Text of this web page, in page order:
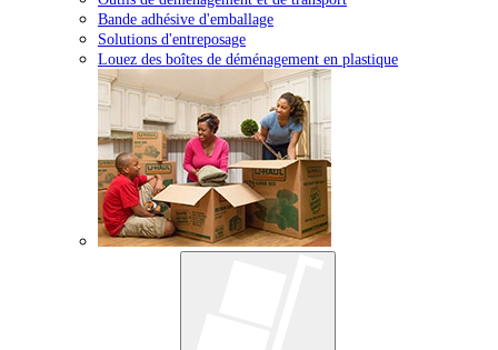
Bande adhésive d'emballage
Solutions d'entreposage
Louez des boîtes de déménagement en plastique